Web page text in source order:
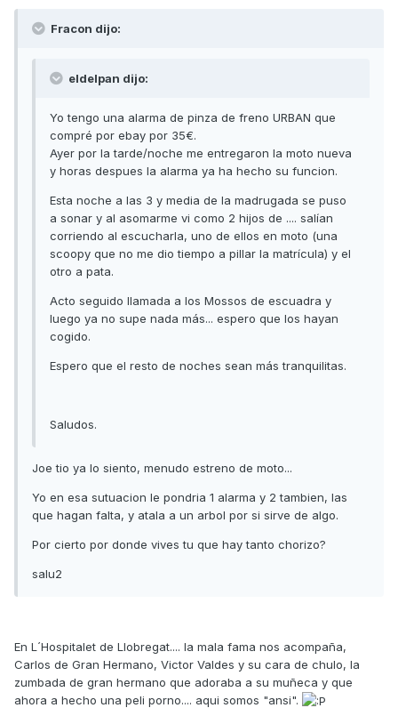
Fracon dijo:
eldelpan dijo:
Yo tengo una alarma de pinza de freno URBAN que
compré por ebay por 35€.
Ayer por la tarde/noche me entregaron la moto nueva
y horas despues la alarma ya ha hecho su funcion.
Esta noche a las 3 y media de la madrugada se puso
a sonar y al asomarme vi como 2 hijos de .... salían
corriendo al escucharla, uno de ellos en moto (una
scoopy que no me dio tiempo a pillar la matrícula) y el
otro a pata.
Acto seguido llamada a los Mossos de escuadra y
luego ya no supe nada más... espero que los hayan
cogido.
Espero que el resto de noches sean más tranquilitas.
Saludos.
Joe tio ya lo siento, menudo estreno de moto...
Yo en esa sutuacion le pondria 1 alarma y 2 tambien, las
que hagan falta, y atala a un arbol por si sirve de algo.
Por cierto por donde vives tu que hay tanto chorizo?
salu2
En L´Hospitalet de Llobregat.... la mala fama nos acompaña,
Carlos de Gran Hermano, Victor Valdes y su cara de chulo, la
zumbada de gran hermano que adoraba a su muñeca y que
ahora a hecho una peli porno.... aqui somos "ansi".